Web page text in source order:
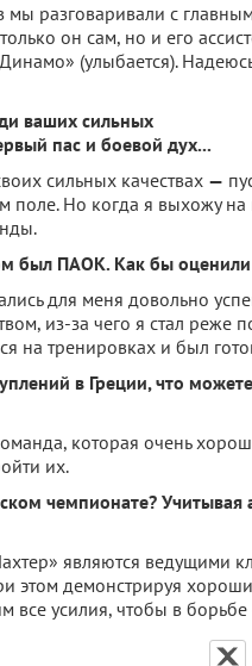
разговаривали с
он сам, но и его
(улыбается).
ваших сильных
пас и боевой дух...
сильных качествах —
Но когда я выхожу на
был ПАОК. Как бы оценили
для меня довольно
из-за чего я стал реже
на тренировках и был
в Греции, что
которая очень
их.
чемпионате?
являются ведущими
этом демонстрируя
усилия, чтобы в борьбе